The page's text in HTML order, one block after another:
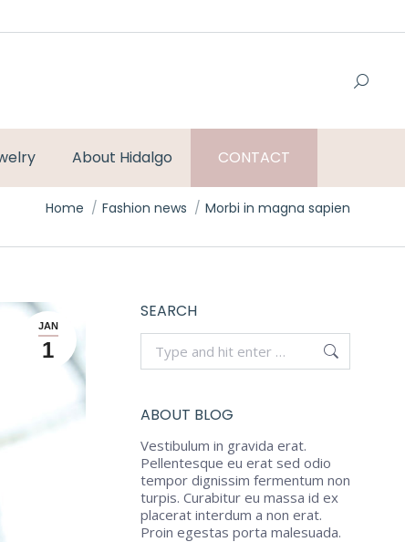
About Hidalgo CONTACT
You are here:
Home Fashion news Morbi in magna sapien
JAN
1
SEARCH
ABOUT BLOG
Vestibulum in gravida erat.
Pellentesque eu erat sed odio
tempor dignissim fermentum non
turpis. Curabitur eu massa id ex
placerat interdum a non erat.
Proin egestas porta malesuada.